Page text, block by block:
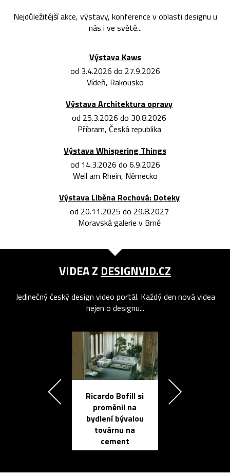
Nejdůležitější akce, výstavy, konference v oblasti designu u
nás i ve světě...
Výstava Kaws
od 3.4.2026 do 27.9.2026
Vídeň, Rakousko
Výstava Architektura opravy
od 25.3.2026 do 30.8.2026
Příbram, Česká republika
Výstava Whispering Things
od 14.3.2026 do 6.9.2026
Weil am Rhein, Německo
Výstava Liběna Rochová: Doteky
od 20.11.2025 do 29.8.2027
Moravská galerie v Brně
VIDEA Z DESIGNVID.CZ
Jedinečný český design video portál. Každý den nová videa
nejen o designu...
Ricardo Bofill si
proměnil na
bydlení bývalou
továrnu na
cement